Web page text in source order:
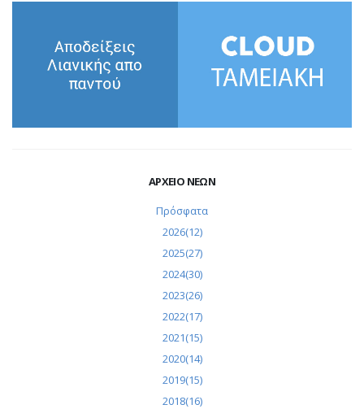
ΑΡΧΕΙΟ ΝΕΩΝ
Πρόσφατα
2026(12)
2025(27)
2024(30)
2023(26)
2022(17)
2021(15)
2020(14)
2019(15)
2018(16)